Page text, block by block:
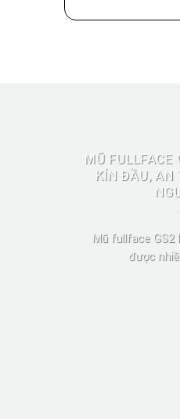
MŨ FULLFACE
KÍN ĐẦU, AN
Mũ fullface GS2
được